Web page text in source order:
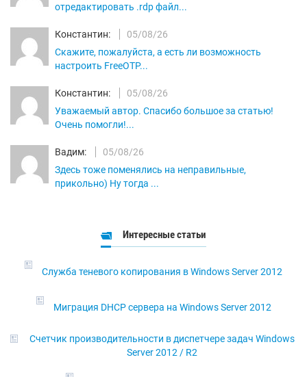
отредактировать .rdp файл...
Константин:
05/08/26
Скажите, пожалуйста, а есть ли возможность
настроить FreeOTP...
Константин:
05/08/26
Уважаемый автор. Спасибо большое за статью!
Очень помогли!...
Вадим:
05/08/26
Здесь тоже поменялись на неправильные,
прикольно) Ну тогда ...
Интересные статьи
Служба теневого копирования в Windows Server 2012
Миграция DHCP сервера на Windows Server 2012
Счетчик производительности в диспетчере задач Windows
Server 2012 / R2